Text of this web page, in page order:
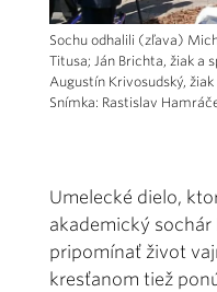
Sochu odhalili (zľava)
Titusa; Ján Brichta, žiak a
Augustín Krivosudský,
Snímka: Rastislav
Umelecké dielo,
akademický sochár
pripomínať život
kresťanom tiež